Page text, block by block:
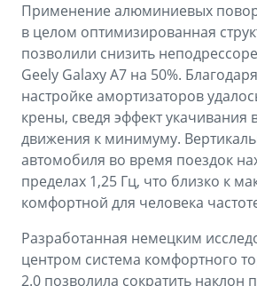
Применение алюминиевых
в целом оптимизированная
позволили снизить
Geely Galaxy A7 на 50%.
настройке амортизаторов
крены, сведя эффект укачивания
движения к минимуму.
автомобиля во время поездок
пределах 1,25 Гц, что близко к
комфортной для человека
Разработанная немецким
центром система комфортного
2.0 позволила сократить наклон